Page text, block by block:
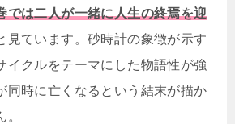
では二人が一緒に人生の終焉を迎
見ています。砂時計の象徴が示す
イクルをテーマにした物語性が強
同時に亡くなるという結末が描か